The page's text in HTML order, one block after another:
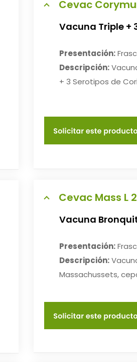
Cevac
Vacuna Triple +
Presentación:
Descripción:
+ 3 Serotipos de
Cevac Mass L
Vacuna
Presentación:
Descripción:
Massachussets,